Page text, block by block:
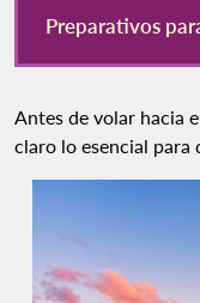
Preparativos
Antes de volar hacia
claro lo esencial